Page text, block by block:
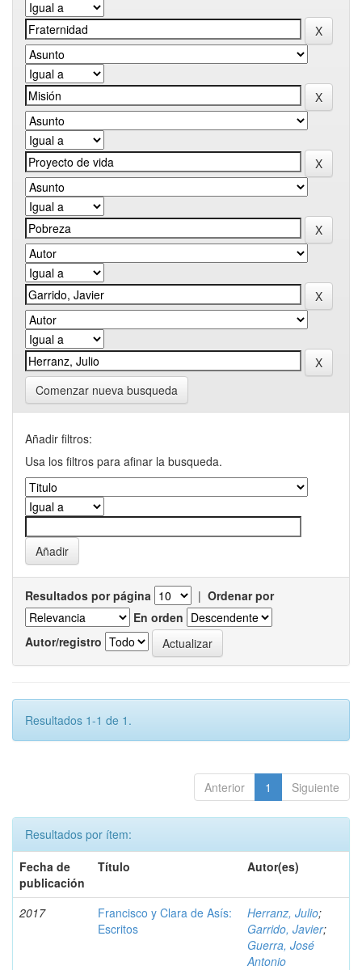
Comenzar nueva busqueda
Añadir filtros:
Usa los filtros para afinar la busqueda.
Resultados por página | Ordenar por
En orden
Autor/registro
Resultados 1-1 de 1.
Anterior 1 Siguiente
Resultados por ítem:
Fecha de
publicación
Título Autor(es)
2017
Francisco y Clara de Asís:
Escritos
Herranz, Julio;
Garrido, Javier;
Guerra, José
Antonio